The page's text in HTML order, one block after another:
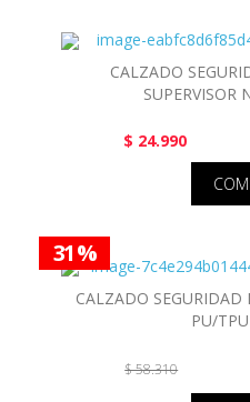
CALZADO
SUPERVISOR
$ 24.990
31 %
CALZADO
PU/
$ 58.310